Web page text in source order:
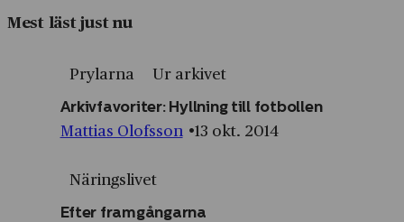
Mest läst just nu
Prylarna Ur arkivet
Arkivfavoriter: Hyllning till fotbollen
Mattias Olofsson 13 okt. 2014
Näringslivet
Efter framgångarna